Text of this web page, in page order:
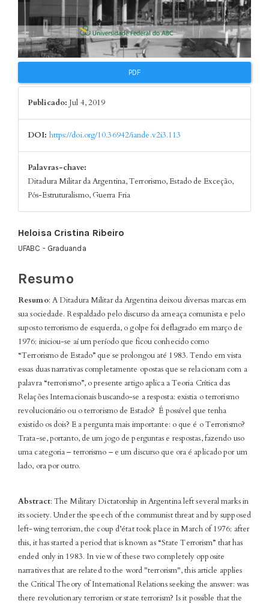
PDF
Publicado: Jul 4, 2019
DOI: https://doi.org/10.36942/iande.v2i3.113
Palavras-chave:
Ditadura Militar da Argentina, Terrorismo, Estado de Exceção,
Pós-Estruturalismo, Guerra Fria
Conteúdo
do
principal
Heloisa Cristina Ribeiro
UFABC - Graduanda
Resumo
Resumo: A Ditadura Militar da Argentina deixou diversas marcas em
sua sociedade. Respaldado pelo discurso da ameaça comunista e pelo
suposto terrorismo de esquerda, o golpe foi deflagrado em março de
1976; iniciou-se aí um período que ficou conhecido como
“Terrorismo de Estado” que se prolongou até 1983. Tendo em vista
essas duas narrativas completamente opostas que se relacionam com a
palavra “terrorismo”, o presente artigo aplica a Teoria Crítica das
Relações Internacionais buscando-se a resposta: existia o terrorismo
revolucionário ou o terrorismo de Estado? É possível que tenha
existido os dois? E a pergunta mais importante: o que é o Terrorismo?
Trata-se, portanto, de um jogo de perguntas e respostas, fazendo uso
uma categoria – terrorismo – e um discurso que ora é aplicado por um
lado, ora por outro.
Abstract: The Military Dictatorship in Argentina left several marks in
its society. Under the speech of the communist threat and by supposed
left-wing terrorism, the coup d’état took place in March of 1976; after
this, it has started a period that is known as “State Terrorism” that has
ended only in 1983. In view of these two completely opposite
narratives that are related to the word "terrorism", this article applies
the Critical Theory of International Relations seeking the answer: was
there revolutionary terrorism or state terrorism? Is it possible that the